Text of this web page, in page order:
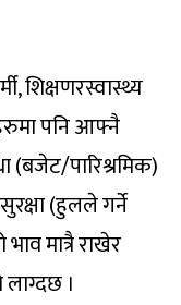
शिक्षणरस्वास्थ्य
पनि आफ्नै
(बजेट/पारिश्रमिक)
(हुलले गर्ने
मात्रै राखेर
।